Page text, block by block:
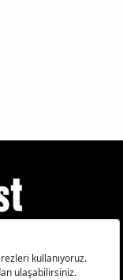
Çerezleri Sıfırla